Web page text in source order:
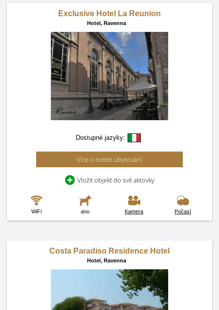
Exclusive Hotel La Reunion
Hotel, Ravenna
Dostupné jazyky:
Více o tomto ubytování
Vložit objekt do své aktovky
WiFi ano Kamera Počasí
Costa Paradiso Residence Hotel
Hotel, Ravenna